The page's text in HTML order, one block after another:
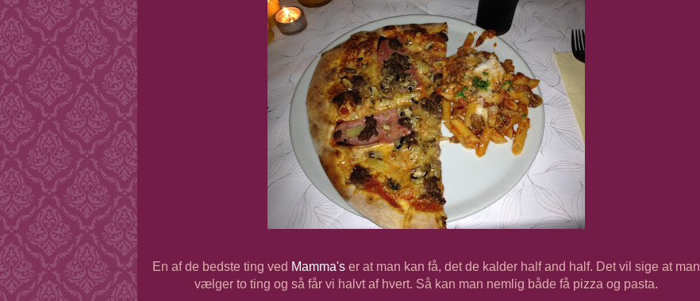
En af de bedste ting ved Mamma's er at man kan få, det de kalder half and half. Det vil sige at man
vælger to ting og så får vi halvt af hvert. Så kan man nemlig både få pizza og pasta.